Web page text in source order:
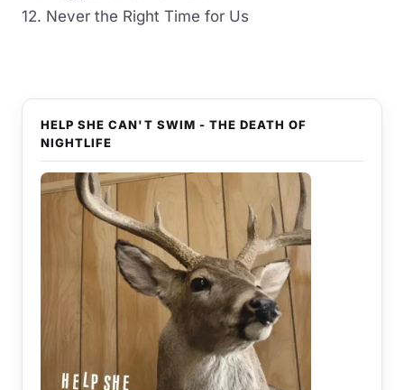
12. Never the Right Time for Us
HELP SHE CAN'T SWIM - THE DEATH OF
NIGHTLIFE